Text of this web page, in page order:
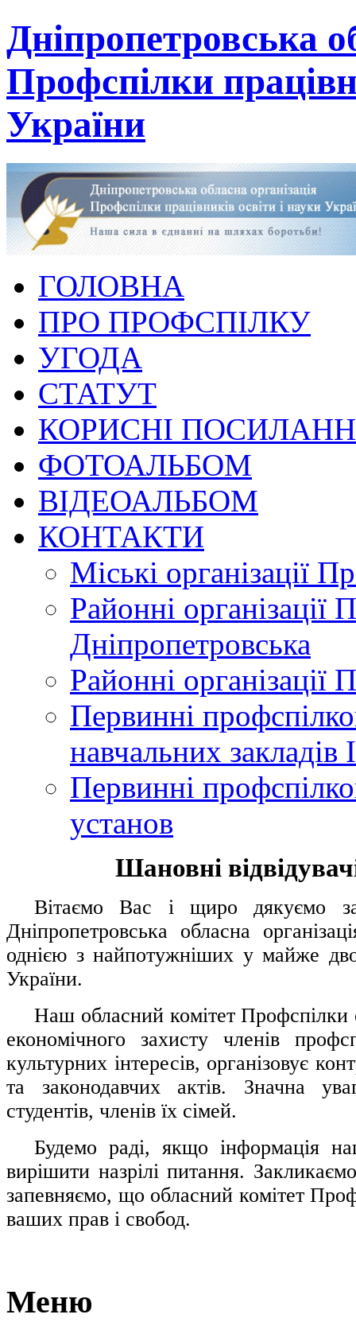
Дніпропетровська
Профспілки
України
ГОЛОВНА
ПРО ПРОФСПІЛКУ
УГОДА
СТАТУТ
КОРИСНІ
ФОТОАЛЬБОМ
ВІДЕОАЛЬБОМ
КОНТАКТИ
Міські організації
Районні організації
Дніпропетровська
Районні організації
Первинні
навчальних закладів
Первинні
установ
Шановні
Вітаємо Вас і щиро дякуємо за
Дніпропетровська обласна
однією з найпотужніших у майже
України.
Наш обласний комітет Профспілки
економічного захисту членів
культурних інтересів, організовує
та законодавчих актів. Значна
студентів, членів їх сімей.
Будемо раді, якщо інформація
вирішити назрілі питання.
запевняємо, що обласний комітет
ваших прав і свобод.
Меню